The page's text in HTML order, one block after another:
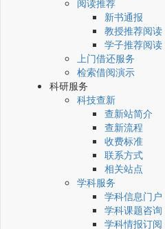
阅读推荐
新书通报
教授推荐阅读
学子推荐阅读
上门借还服务
检索借阅演示
科研服务
科技查新
查新站简介
查新流程
收费标准
联系方式
相关站点
学科服务
学科信息门户
学科课题咨询
学科情报订阅